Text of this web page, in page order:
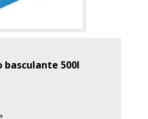
basculante 500l